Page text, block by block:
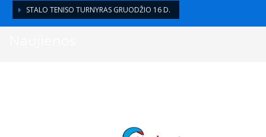
STALO TENISO TURNYRAS GRUODŽIO 16 D.